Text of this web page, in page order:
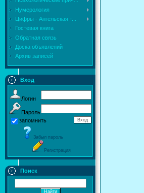
Нумерология
Цифры - Ангельская т...
Гостевая книга
Обратная связь
Доска объявлений
Архив записей
Вход
Логин
Пароль
запомнить
Забыл пароль
Регистрация
Поиск